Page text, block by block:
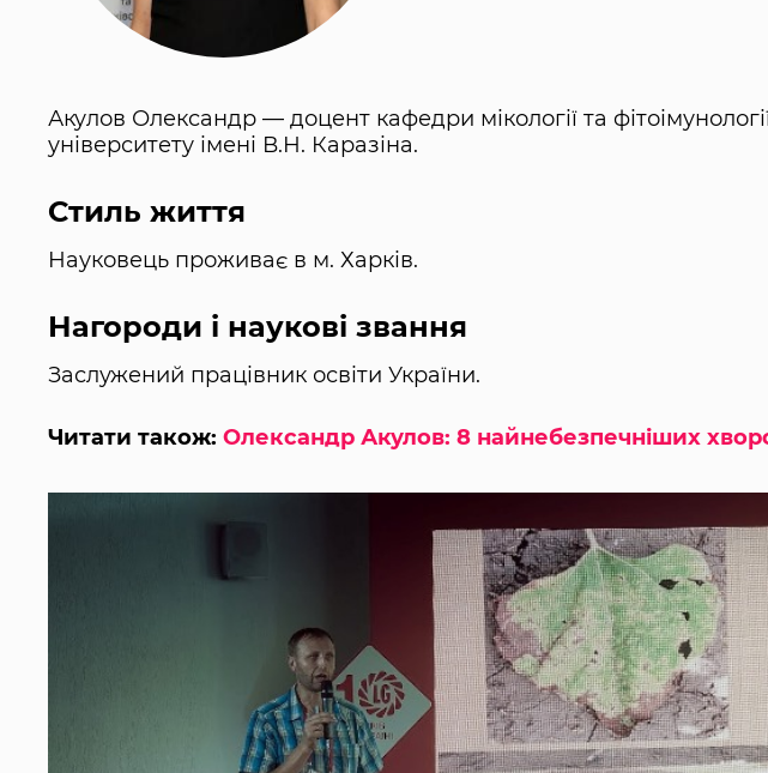
Акулов Олександр — доцент кафедри мікології та
університету імені В.Н. Каразіна.
Стиль життя
Науковець проживає в м. Харків.
Нагороди і наукові звання
Заслужений працівник освіти України.
Читати також: Олександр Акулов: 8 найнебезпечніших